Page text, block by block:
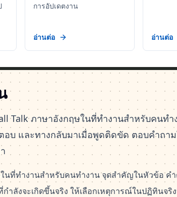
การอัปเดตงาน
อ่านต่อ อ่านต่อ
Talk ภาษาอังกฤษในที่ทำงานสำหรับคนทำ
อบ และทางกลับมาเมื่อพูดติดขัด ตอบคำถา
นที่ทำงานสำหรับคนทำงาน จุดสำคัญในหัวข้อ ค
ลังจะเกิดขึ้นจริง ให้เลือกเหตุการณ์ในปฏิทินจริง